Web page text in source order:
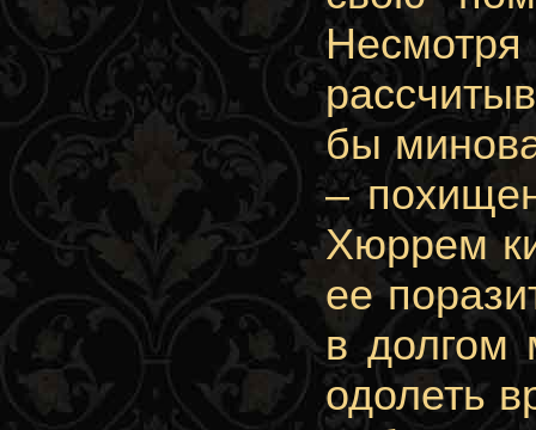
бы
–
Хюррем
ее
в долгом
одолеть